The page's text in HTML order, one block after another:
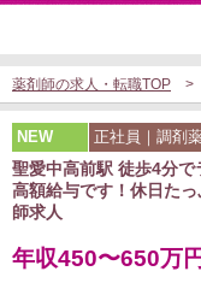
薬剤師の求人・転職TOP
NEW 正社員｜調剤
聖愛中高前駅 徒歩4分で
高額給与です！休日た
師求人
年収450〜650万円